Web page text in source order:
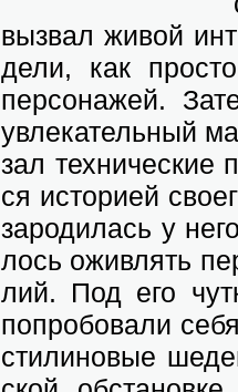
вы­звал жи­вой
де­ли, как
пер­со­на­жей.
увле­ка­тель­ный
зал
ся ис­то­ри­ей
за­ро­ди­лась у
лось ожив­лять
лий. Под его
по­про­бо­ва­ли
сти­ли­но­вые